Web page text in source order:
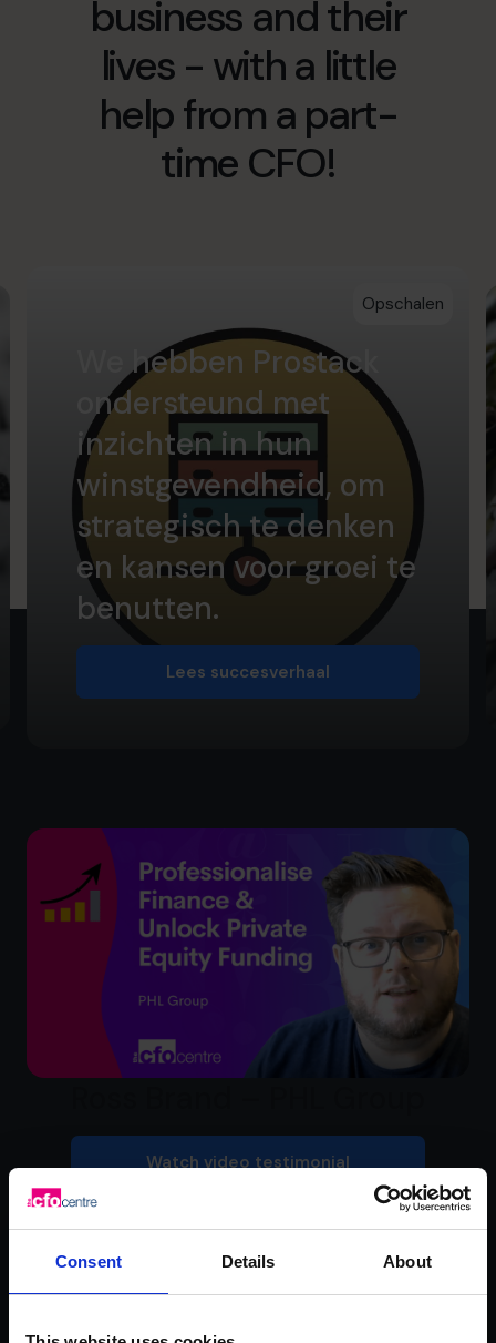
Consent Details About
info.nl@cfocentre.com
business and their
lives - with a little
help from a part-
time CFO!
Opschalen
We hebben Prostack
ondersteund met
inzichten in hun
winstgevendheid, om
strategisch te denken
en kansen voor groei te
benutten.
Lees succesverhaal
Watch video testimonial